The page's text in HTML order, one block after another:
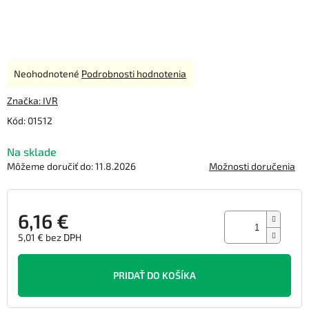
Kód: 01512
Na sklade
Môžeme doručiť do:11.8.2026 Možnosti doručenia
6,16 €
5,01 € bez DPH
Jednotková
PRIDAŤ DO KOŠÍKA
Priemerné
produktu
0,0
5
hviezdičiek.
Neohodnotené Podrobnosti hodnotenia
Značka: IVR